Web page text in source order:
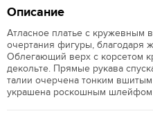
Описание
Атласное платье с кружевным
очертания фигуры, благодаря
Облегающий верх с корсетом
декольте. Прямые рукава
талии очерчена тонким
украшена роскошным шлейфом